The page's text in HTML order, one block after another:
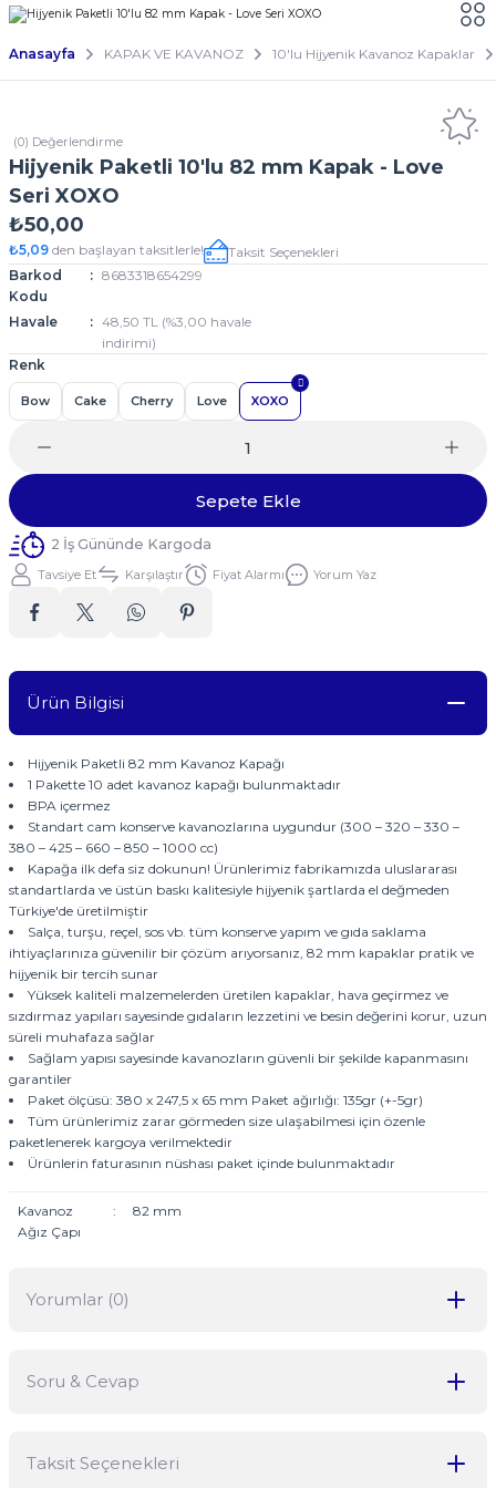
Anasayfa KAPAK VE KAVANOZ 10'lu Hijyenik Kavanoz Kapaklar
(0) Değerlendirme
Hijyenik Paketli 10'lu 82 mm Kapak - Love
Seri XOXO
₺50,00
₺5,09 den başlayan taksitlerle!
Taksit Seçenekleri
Barkod
Kodu
8683318654299
Havale
48,50 TL (%3,00 havale
indirimi)
Renk
Bow Cake Cherry Love XOXO
Sepete Ekle
2 İş Gününde Kargoda
Tavsiye Et Karşılaştır Fiyat Alarmı Yorum Yaz
Ürün Bilgisi
Hijyenik Paketli 82 mm Kavanoz Kapağı
1 Pakette 10 adet kavanoz kapağı bulunmaktadır
BPA içermez
Standart cam konserve kavanozlarına uygundur (300 – 320 – 330 –
380 – 425 – 660 – 850 – 1000 cc)
Kapağa ilk defa siz dokunun! Ürünlerimiz fabrikamızda uluslararası
standartlarda ve üstün baskı kalitesiyle hijyenik şartlarda el değmeden
Türkiye'de üretilmiştir
Salça, turşu, reçel, sos vb. tüm konserve yapım ve gıda saklama
ihtiyaçlarınıza güvenilir bir çözüm arıyorsanız, 82 mm kapaklar pratik ve
hijyenik bir tercih sunar
Yüksek kaliteli malzemelerden üretilen kapaklar, hava geçirmez ve
sızdırmaz yapıları sayesinde gıdaların lezzetini ve besin değerini korur, uzun
süreli muhafaza sağlar
Sağlam yapısı sayesinde kavanozların güvenli bir şekilde kapanmasını
garantiler
Paket ölçüsü: 380 x 247,5 x 65 mm Paket ağırlığı: 135gr (+-5gr)
Tüm ürünlerimiz zarar görmeden size ulaşabilmesi için özenle
paketlenerek kargoya verilmektedir
Ürünlerin faturasının nüshası paket içinde bulunmaktadır
Kavanoz
Ağız Çapı
: 82 mm
Yorumlar (0)
Soru & Cevap
Taksit Seçenekleri